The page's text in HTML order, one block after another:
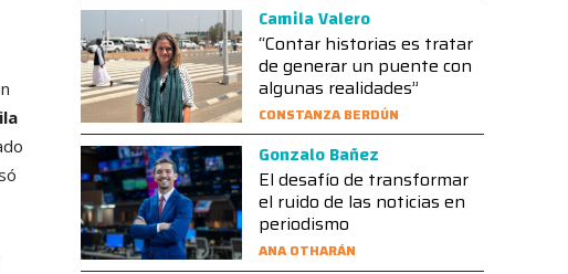
Camila Valero
“Contar historias es tratar
de generar un puente con
algunas realidades”
CONSTANZA BERDÚN
Gonzalo Bañez
El desafío de transformar
el ruido de las noticias en
periodismo
ANA OTHARÁN